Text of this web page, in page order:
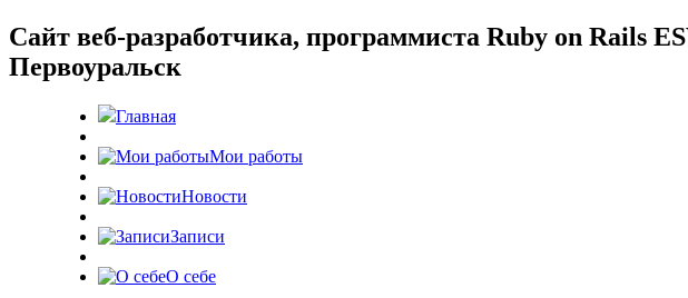
Cайт веб-разработчика, программиста Ruby on Rails
Первоуральск
Главная
Мои работы
Новости
Записи
О себе